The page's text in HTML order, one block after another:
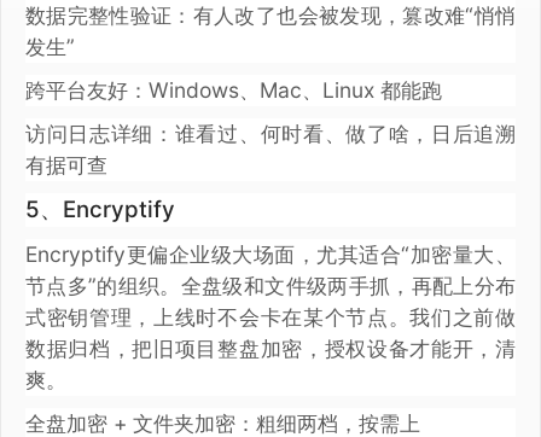
数据完整性验证：有人改了也会被发现，篡改难“悄悄
发生”
跨平台友好：Windows、Mac、Linux 都能跑
访问日志详细：谁看过、何时看、做了啥，日后追溯
有据可查
5、Encryptify
Encryptify更偏企业级大场面，尤其适合“加密量大、
节点多”的组织。全盘级和文件级两手抓，再配上分布
式密钥管理，上线时不会卡在某个节点。我们之前做
数据归档，把旧项目整盘加密，授权设备才能开，清
爽。
全盘加密 + 文件夹加密：粗细两档，按需上